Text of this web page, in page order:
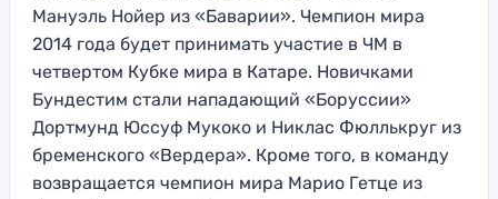
Мануэль Нойер из «Баварии». Чемпион мира
2014 года будет принимать участие в ЧМ в
четвертом Кубке мира в Катаре. Новичками
Бундестим стали нападающий «Боруссии»
Дортмунд Юссуф Мукоко и Никлас Фюллькруг из
бременского «Вердера». Кроме того, в команду
возвращается чемпион мира Марио Гетце из